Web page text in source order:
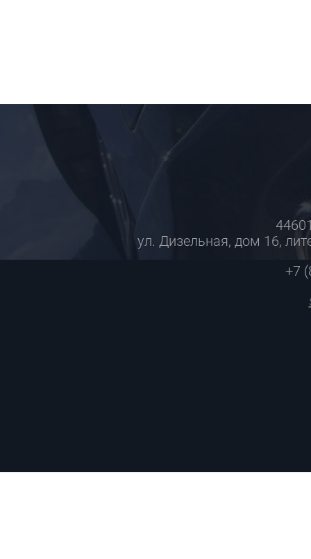
ул. Дизельная, дом 16,
+7